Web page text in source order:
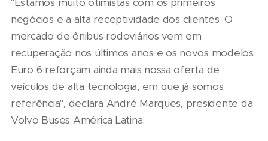
negócios e a alta receptividade dos clientes. O
mercado de ônibus rodoviários vem em
recuperação nos últimos anos e os novos modelos
Euro 6 reforçam ainda mais nossa oferta de
veículos de alta tecnologia, em que já somos
referência", declara André Marques, presidente da
Volvo Buses América Latina.